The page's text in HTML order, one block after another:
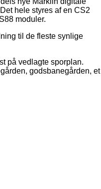
hele styres af en CS2
moduler.
til de fleste synlige
på vedlagte sporplan.
godsbanegården, et